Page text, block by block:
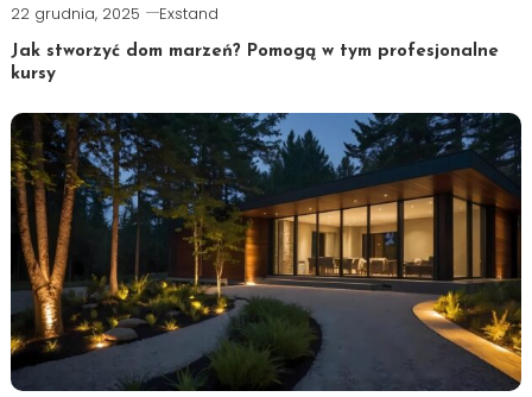
22 grudnia, 2025 Exstand
Jak stworzyć dom marzeń? Pomogą w tym profesjonalne
kursy